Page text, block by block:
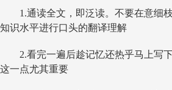
1.通读全文，即泛读。不要在意细
知识水平进行口头的翻译理解
2.看完一遍后趁记忆还热乎马上写
这一点尤其重要